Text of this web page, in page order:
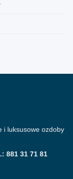
i luksusowe ozdoby
881 31 71 81